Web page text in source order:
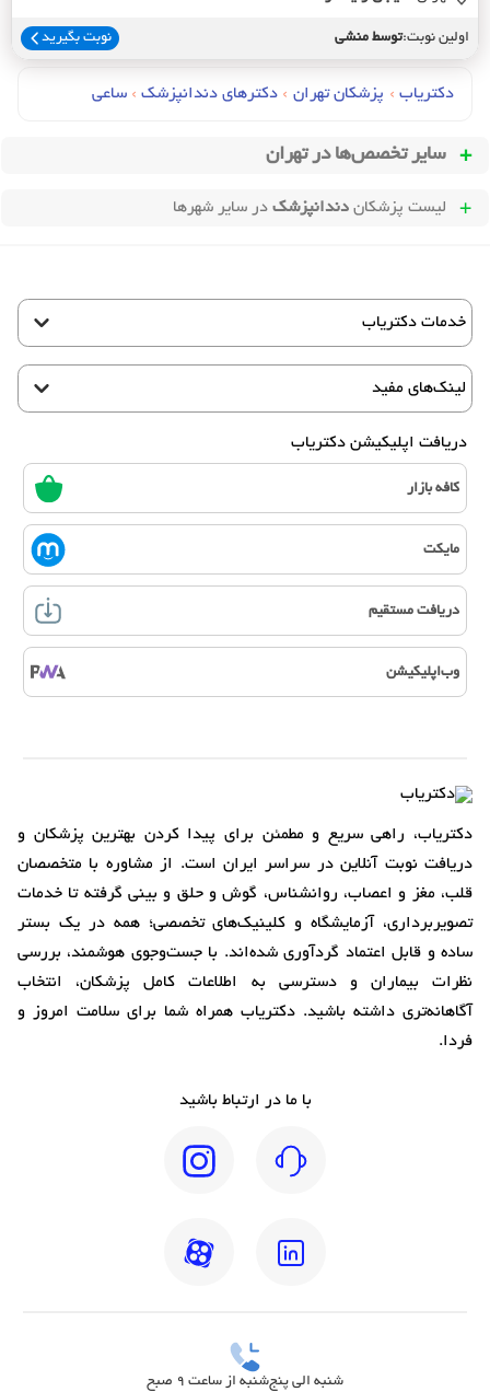
اولین نوبت:توسط منشی نوبت بگیرید
دکتریاب › پزشکان تهران › دکترهای دندانپزشک ›ساعی
سایر تخصص‌ها درتهران
لیست پزشکان دندانپزشک در سایر شهرها
خدمات دکتریاب
لینک‌های مفید
دریافت اپلیکیشن دکتریاب
کافه بازار
مایکت
دریافت مستقیم
وب‌اپلیکیشن
دکتریاب، راهی سریع و مطمئن برای پیدا کردن بهترین پزشکان و
دریافت نوبت آنلاین در سراسر ایران است. از مشاوره با متخصصان
قلب، مغز و اعصاب، روانشناس، گوش و حلق و بینی گرفته تا خدمات
تصویربرداری، آزمایشگاه و کلینیک‌های تخصصی؛ همه در یک بستر
ساده و قابل اعتماد گردآوری شده‌اند. با جست‌وجوی هوشمند، بررسی
نظرات بیماران و دسترسی به اطلاعات کامل پزشکان، انتخاب
آگاهانه‌تری داشته باشید. دکتریاب همراه شما برای سلامت امروز و
فردا.
با ما در ارتباط باشید
شنبه الی پنج‌شنبه از ساعت 9 صبح